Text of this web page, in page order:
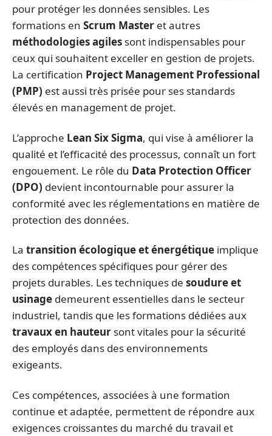
pour protéger les données sensibles. Les
formations en Scrum Master et autres
méthodologies agiles sont indispensables pour
ceux qui souhaitent exceller en gestion de projets.
La certification Project Management Professional
(PMP) est aussi très prisée pour ses standards
élevés en management de projet.
L’approche Lean Six Sigma, qui vise à améliorer la
qualité et l’efficacité des processus, connaît un fort
engouement. Le rôle du Data Protection Officer
(DPO) devient incontournable pour assurer la
conformité avec les réglementations en matière de
protection des données.
La transition écologique et énergétique implique
des compétences spécifiques pour gérer des
projets durables. Les techniques de soudure et
usinage demeurent essentielles dans le secteur
industriel, tandis que les formations dédiées aux
travaux en hauteur sont vitales pour la sécurité
des employés dans des environnements
exigeants.
Ces compétences, associées à une formation
continue et adaptée, permettent de répondre aux
exigences croissantes du marché du travail et